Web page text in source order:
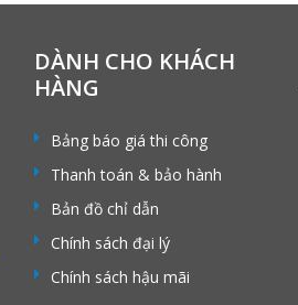
DÀNH CHO KHÁCH
HÀNG
Bảng báo giá thi công
Thanh toán & bảo hành
Bản đồ chỉ dẫn
Chính sách đại lý
Chính sách hậu mãi